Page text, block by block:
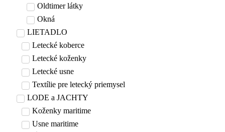
Oldtimer látky
Okná
LIETADLO
Letecké koberce
Letecké koženky
Letecké usne
Textílie pre letecký priemysel
LODE a JACHTY
Koženky maritime
Usne maritime